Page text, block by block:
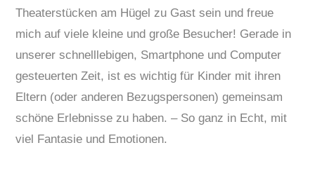
Theaterstücken am Hügel zu Gast sein und freue
mich auf viele kleine und große Besucher! Gerade in
unserer schnelllebigen, Smartphone und Computer
gesteuerten Zeit, ist es wichtig für Kinder mit ihren
Eltern (oder anderen Bezugspersonen) gemeinsam
schöne Erlebnisse zu haben. – So ganz in Echt, mit
viel Fantasie und Emotionen.